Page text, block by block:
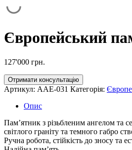
Європейський
127'000 грн.
Отримати консультацію
Артикул: AAE-031 Категорія:
Опис
Пам’ятник з різьбленим ангелом та
світлого граніту та темного габро
Ручна робота, стійкість до зносу та